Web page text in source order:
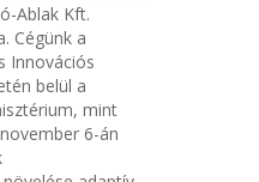
Ablak Kft.
Cégünk a
Innovációs
belül a
mint
6-án